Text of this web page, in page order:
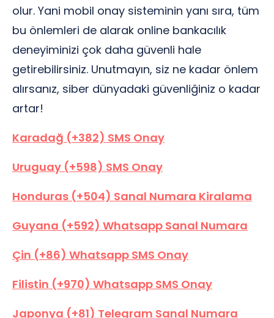
olur. Yani mobil onay sisteminin yanı sıra, tüm
bu önlemleri de alarak online bankacılık
deneyiminizi çok daha güvenli hale
getirebilirsiniz. Unutmayın, siz ne kadar önlem
alırsanız, siber dünyadaki güvenliğiniz o kadar
artar!
Karadağ (+382) SMS Onay
Uruguay (+598) SMS Onay
Honduras (+504) Sanal Numara Kiralama
Guyana (+592) Whatsapp Sanal Numara
Çin (+86) Whatsapp SMS Onay
Filistin (+970) Whatsapp SMS Onay
Japonya (+81) Telegram Sanal Numara